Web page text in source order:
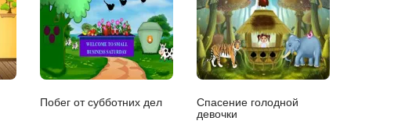
Побег от субботних дел
Спасение голодной
девочки